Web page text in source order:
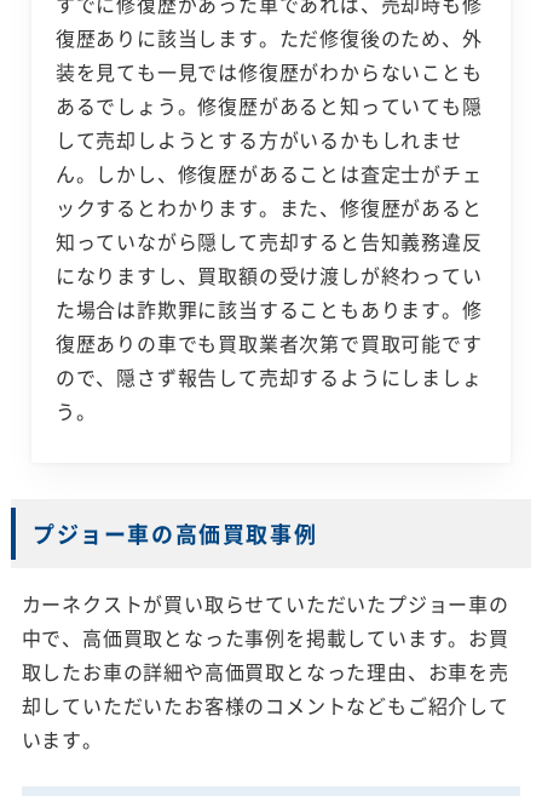
復歴ありに該当します。ただ修復後のため、外
装を見ても一見では修復歴がわからないことも
あるでしょう。修復歴があると知っていても隠
して売却しようとする方がいるかもしれませ
ん。しかし、修復歴があることは査定士がチェ
ックするとわかります。また、修復歴があると
知っていながら隠して売却すると告知義務違反
になりますし、買取額の受け渡しが終わってい
た場合は詐欺罪に該当することもあります。修
復歴ありの車でも買取業者次第で買取可能です
ので、隠さず報告して売却するようにしましょ
う。
プジョー車の高価買取事例
カーネクストが買い取らせていただいたプジョー車の
中で、高価買取となった事例を掲載しています。お買
取したお車の詳細や高価買取となった理由、お車を売
却していただいたお客様のコメントなどもご紹介して
います。